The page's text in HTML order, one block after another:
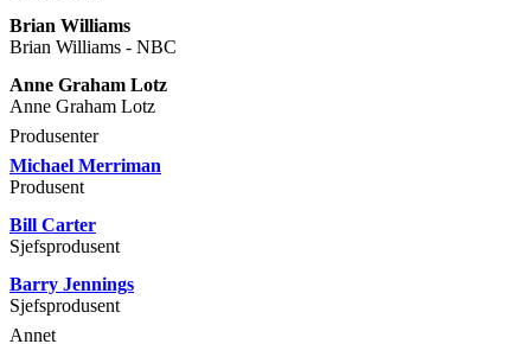
Brian Williams
Brian Williams - NBC
Anne Graham Lotz
Anne Graham Lotz
Produsenter
Michael Merriman
Produsent
Bill Carter
Sjefsprodusent
Barry Jennings
Sjefsprodusent
Annet